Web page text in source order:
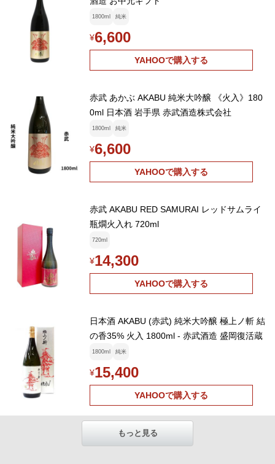
1800ml 純米
¥6,600
YAHOOで購入する
赤武 あかぶ AKABU 純米大吟醸 《火入》180
0ml 日本酒 岩手県 赤武酒造株式会社
1800ml 純米
¥6,600
YAHOOで購入する
赤武 AKABU RED SAMURAI レッドサムライ
瓶燗火入れ 720ml
720ml
¥14,300
YAHOOで購入する
日本酒 AKABU (赤武) 純米大吟醸 極上ノ斬 結
の香35% 火入 1800ml - 赤武酒造 盛岡復活蔵
1800ml 純米
¥15,400
YAHOOで購入する
もっと見る